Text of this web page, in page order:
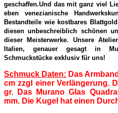
geschaffen.Und das mit ganz viel
eben venezianische
Bestandteile wie kostbares
diesen unbeschreiblich schönen
dieser Meisterwerke. Unsere
Italien, genauer gesagt in
Schmuckstücke exklusiv für uns!
Schmuck Daten: Das
cm zzgl einer Verlängerung.
gr. Das Murano Glas
mm. Die Kugel hat einen